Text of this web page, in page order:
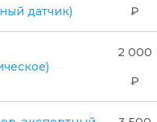
датчик)
₽
2 000
₽